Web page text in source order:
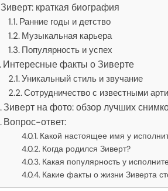
Зиверт: краткая биография
Ранние годы и детство
Музыкальная карьера
Популярность и успех
Интересные факты о Зиверте
Уникальный стиль и звучание
Сотрудничество с известными
Зиверт на фото: обзор лучших
Вопрос-ответ:
Какой настоящее имя у
Когда родился Зиверт?
Какая популярность у
Какие факты о жизни Зиверта